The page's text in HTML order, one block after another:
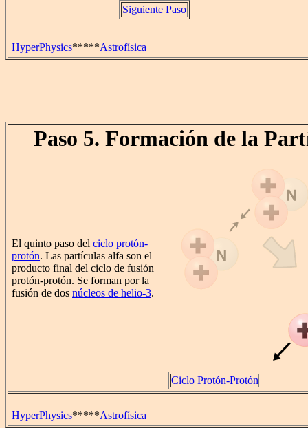
Siguiente Paso
HyperPhysics*****Astrofísica
Paso 5. Formación de la
El quinto paso del ciclo protón-
protón. Las partículas alfa son el
producto final del ciclo de fusión
protón-protón. Se forman por la
fusión de dos núcleos de helio-3.
Ciclo Protón-Protón
HyperPhysics*****Astrofísica